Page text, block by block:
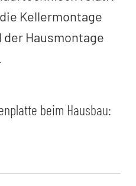
Kellermontage
Hausmontage
beim Hausbau: